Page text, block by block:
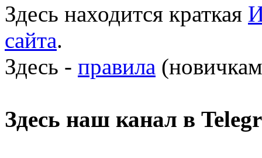
Здесь находится краткая
сайта.
Здесь - правила
Здесь наш канал в